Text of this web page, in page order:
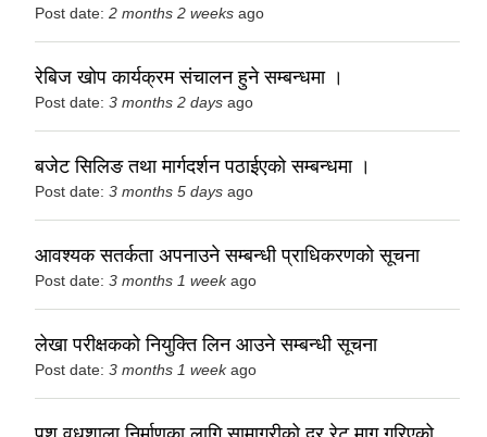
Post date: 2 months 2 weeks ago
रेबिज खोप कार्यक्रम संचालन हुने सम्बन्धमा ।
Post date: 3 months 2 days ago
बजेट सिलिङ तथा मार्गदर्शन पठाईएको सम्बन्धमा ।
Post date: 3 months 5 days ago
आवश्यक सतर्कता अपनाउने सम्बन्धी प्राधिकरणको सूचना
Post date: 3 months 1 weekago
लेखा परीक्षकको नियुक्ति लिन आउने सम्बन्धी सूचना
Post date: 3 months 1 weekago